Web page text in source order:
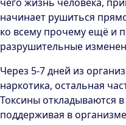
начинает рушиться
ко всему прочему ещё и
разрушительные
Через 5-7 дней из
наркотика, остальная
Токсины откладываются
поддерживая в